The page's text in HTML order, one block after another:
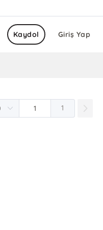
Giriş Yap
Kaydol
1